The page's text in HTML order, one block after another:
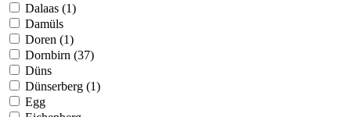
Dalaas (1)
Damüls
Doren (1)
Dornbirn (37)
Düns
Dünserberg (1)
Egg